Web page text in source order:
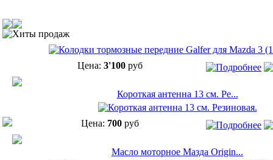
Хиты продаж
Цена: 3'100руб
Короткая антенна 13 см. Ре...
Цена: 700руб
Масло моторное Мазда Origin...